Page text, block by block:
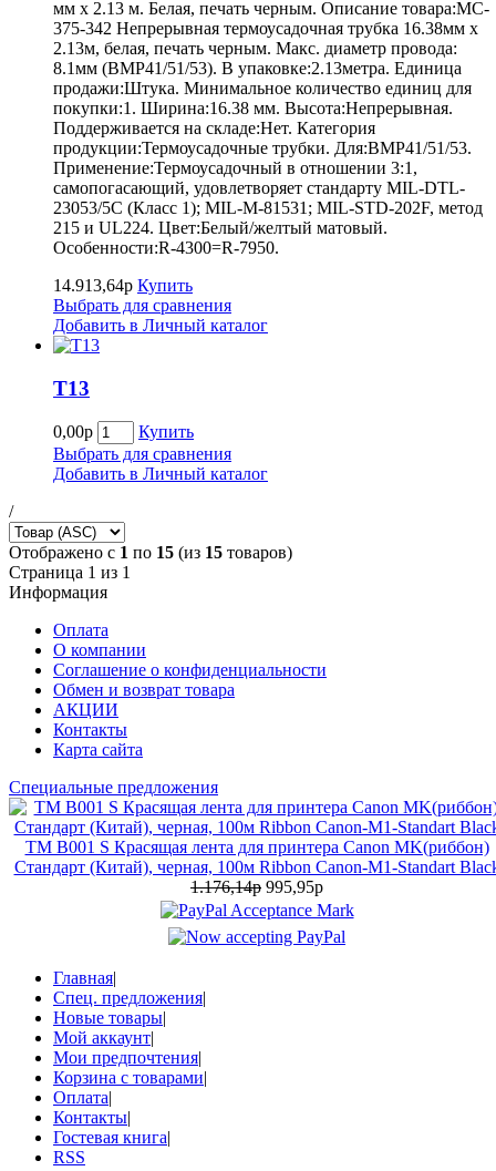
мм х 2.13 м. Белая, печать черным. Описание товара:MC-
375-342 Непрерывная термоусадочная трубка 16.38мм х
2.13м, белая, печать черным. Макс. диаметр провода:
8.1мм (BMP41/51/53). В упаковке:2.13метра. Единица
продажи:Штука. Минимальное количество единиц для
покупки:1. Ширина:16.38 мм. Высота:Непрерывная.
Поддерживается на складе:Нет. Категория
продукции:Термоусадочные трубки. Для:BMP41/51/53.
Применение:Термоусадочный в отношении 3:1,
самопогасающий, удовлетворяет стандарту MIL-DTL-
23053/5C (Класс 1); MIL-M-81531; MIL-STD-202F, метод
215 и UL224. Цвет:Белый/желтый матовый.
Особенности:R-4300=R-7950.
14.913,64р Купить
Выбрать для сравнения
Добавить в Личный каталог
Т13
0,00р
Купить
Выбрать для сравнения
Добавить в Личный каталог
/
Отображено с 1 по 15 (из 15 товаров)
Страница 1 из 1
Информация
Оплата
О компании
Соглашение о конфиденциальности
Обмен и возврат товара
АКЦИИ
Контакты
Карта сайта
Специальные предложения
TM B001 S Красящая лента для принтера Canon MK(риббон)
Стандарт (Китай), черная, 100м Ribbon Canon-M1-Standart
1.176,14р 995,95р
Главная|
Спец. предложения|
Новые товары|
Мой аккаунт|
Мои предпочтения|
Корзина с товарами|
Оплата|
Контакты|
Гостевая книга|
RSS